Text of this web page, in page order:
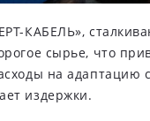
КАБЕЛЬ»,
сырье, что
на
издержки.